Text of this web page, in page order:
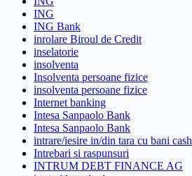
ING
ING Bank
inrolare Biroul de Credit
inselatorie
insolventa
Insolventa persoane fizice
insolventa persoane fizice
Internet banking
Intesa Sanpaolo Bank
Intesa Sanpaolo Bank
intrare/iesire in/din tara cu bani cash
Intrebari si raspunsuri
INTRUM DEBT FINANCE AG